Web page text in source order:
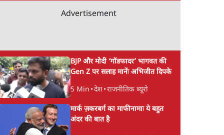
Advertisement
BJP और मोदी ‘गॉडफादर’ भागवत की
Gen Z पर सलाह मानेंः अभिजीत दिपके
5 Min •देश•राजनीतिक ब्यूरो
मार्क ज़करबर्ग का माफीनामाः ये बहुत
अंदर की बात है